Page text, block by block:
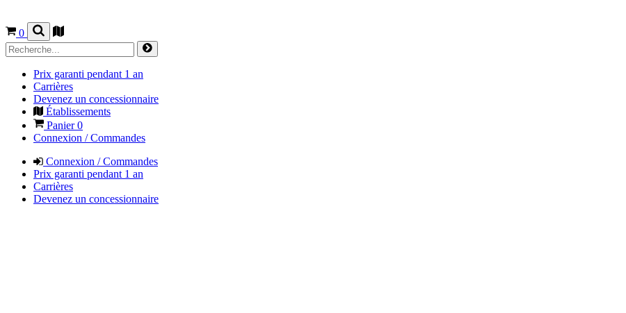
0
Prix garanti pendant 1 an
Carrières
Devenez un concessionnaire
Établissements
Panier0
Connexion / Commandes
Connexion / Commandes
Prix garanti pendant 1 an
Carrières
Devenez un concessionnaire